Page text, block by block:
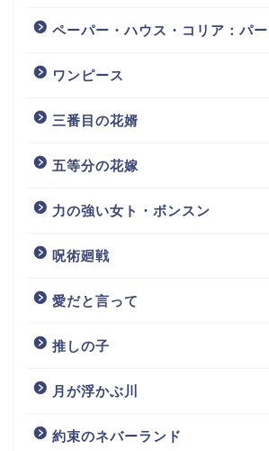
ペーパー・ハウス・コリア：パ
ワンピース
三番目の花婿
五等分の花嫁
力の強い女ト・ボンスン
呪術廻戦
愛だと言って
推しの子
月が浮かぶ川
約束のネバーランド